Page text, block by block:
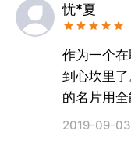
忧*夏
作为一个
到心坎里
的名片用
同步通讯
2019-09-03